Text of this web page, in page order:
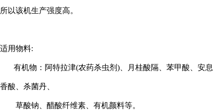
所以该机生产强度高。
适用物料:
有机物：阿特拉津(农药杀虫剂)、月桂酸隔、苯甲酸、安息
香酸、杀菌丹、
草酸钠、醋酸纤维素、有机颜料等。